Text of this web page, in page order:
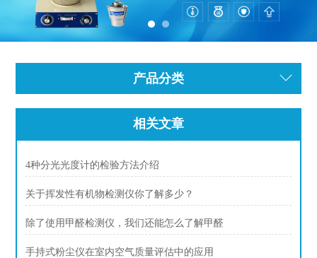
产品分类
相关文章
4种分光光度计的检验方法介绍
关于挥发性有机物检测仪你了解多少？
除了使用甲醛检测仪，我们还能怎么了解甲醛
手持式粉尘仪在室内空气质量评估中的应用